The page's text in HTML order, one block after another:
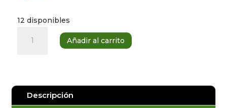
12 disponibles
Própolis
Añadir al carrito
Descripción